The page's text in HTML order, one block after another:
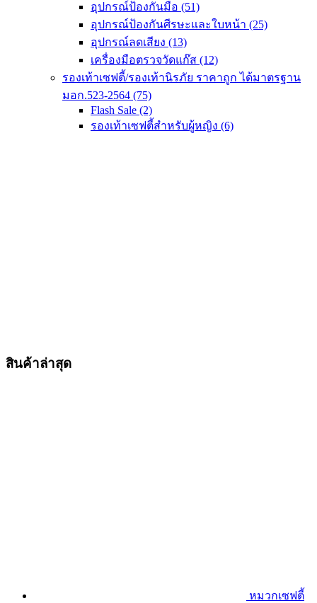
อุปกรณ์ป้องกันมือ (51)
อุปกรณ์ป้องกันศีรษะและใบหน้า (25)
อุปกรณ์ลดเสียง (13)
เครื่องมือตรวจวัดแก๊ส (12)
รองเท้าเซฟตี้/รองเท้านิรภัย ราคาถูก ได้มาตรฐาน
มอก.523-2564 (75)
Flash Sale (2)
รองเท้าเซฟตี้สำหรับผู้หญิง (6)
สินค้าล่าสุด
หมวกเซฟตี้